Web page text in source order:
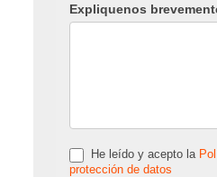
Expliquenos
He leído y acepto la
protección de datos